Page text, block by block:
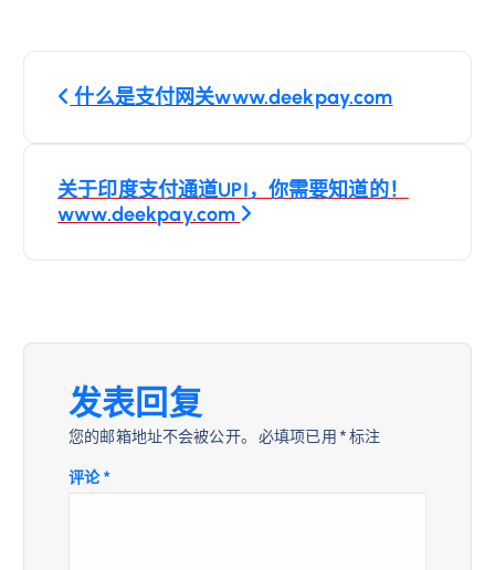
文
导
航
什么是支付网关www.deekpay.com
关于印度支付通道UPI，你需要知道的！
www.deekpay.com
发表回复
您的邮箱地址不会被公开。 必填项已用 *标注
评论*